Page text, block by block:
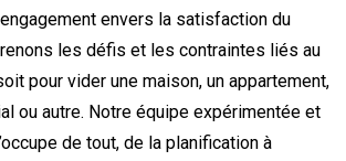
envers la satisfaction du
les défis et les contraintes liés au
pour vider une maison, un appartement,
ou autre. Notre équipe expérimentée et
de tout, de la planification à